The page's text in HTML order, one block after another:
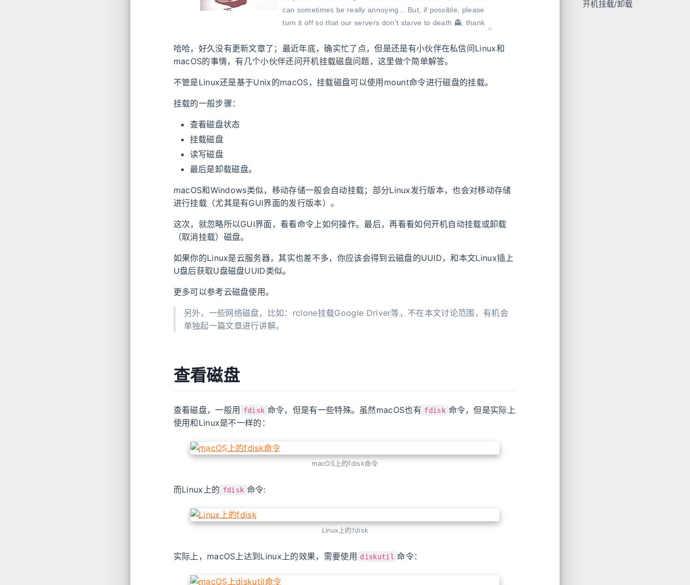
can sometimes be really annoying... But, if possible, please
turn it off so that our servers don't starve to death 👻, thank
广告
哈哈，好久没有更新文章了；最近年底，确实忙了点，但是还是有小伙伴在私信问Linux和
macOS的事情，有几个小伙伴还问开机挂载磁盘问题，这里做个简单解答。
不管是Linux还是基于Unix的macOS，挂载磁盘可以使用mount命令进行磁盘的挂载。
挂载的一般步骤：
查看磁盘状态
挂载磁盘
读写磁盘
最后是卸载磁盘。
macOS和Windows类似，移动存储一般会自动挂载；部分Linux发行版本，也会对移动存储
进行挂载（尤其是有GUI界面的发行版本）。
这次，就忽略所以GUI界面，看看命令上如何操作。最后，再看看如何开机自动挂载或卸载
（取消挂载）磁盘。
如果你的Linux是云服务器，其实也差不多，你应该会得到云磁盘的UUID，和本文Linux插上
U盘后获取U盘磁盘UUID类似。
更多可以参考云磁盘使用。
另外，一些网络磁盘，比如：rclone挂载Google Driver等，不在本文讨论范围，有机会
单独起一篇文章进行讲解。
查看磁盘
查看磁盘，一般用 fdisk 命令，但是有一些特殊。虽然macOS也有 fdisk 命令，但是实际上
使用和Linux是不一样的：
macOS上的fdisk命令
而Linux上的 fdisk 命令:
Linux上的fdisk
实际上，macOS上达到Linux上的效果，需要使用 diskutil 命令：
开机挂载/卸载